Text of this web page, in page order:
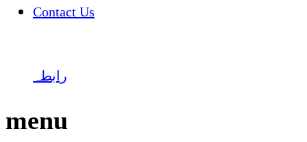
Contact Us
رابطہ
menu